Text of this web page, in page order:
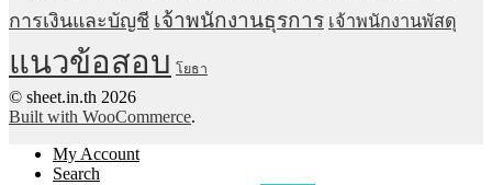
การเงินและบัญชี เจ้าพนักงานธุรการ เจ้าพนักงานพัสดุ
แนวข้อสอบ โยธา
© sheet.in.th 2026
Built with WooCommerce.
My Account
Search